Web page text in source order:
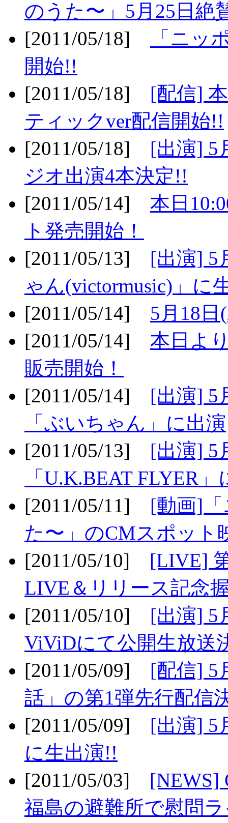
のうた〜」5月25日絶
[2011/05/18]
「ニッ
開始!!
[2011/05/18] [配信]
ティックver配信開始!!
[2011/05/18] [出演] 5
ジオ出演4本決定!!
[2011/05/14] 本日
ト発売開始！
[2011/05/13] [出演] 5
ゃん(victormusic)」に
[2011/05/14] 5月18
[2011/05/14] 本日よ
販売開始！
[2011/05/14] [出演] 5
「ぶいちゃん」に出演
[2011/05/13] [出演] 5
「U.K.BEAT FLYER
[2011/05/11] [動画]
た〜」のCMスポット
[2011/05/10] [LIVE]
LIVE＆リリース記念
[2011/05/10] [出演] 5
ViViDにて公開生放送
[2011/05/09] [配信] 5
話」の第1弾先行配信
[2011/05/09] [出演] 5
に生出演!!
[2011/05/03] [NEWS]
福島の避難所で慰問